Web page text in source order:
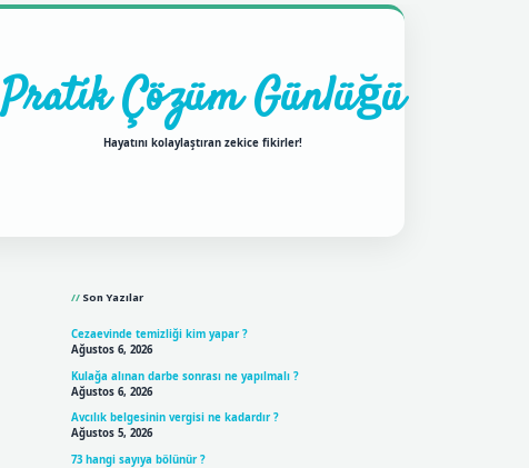
Pratik Çözüm Günlüğü
Hayatını kolaylaştıran zekice fikirler!
Son Yazılar
Cezaevinde temizliği kim yapar ?
Ağustos 6, 2026
Kulağa alınan darbe sonrası ne yapılmalı ?
Ağustos 6, 2026
Avcılık belgesinin vergisi ne kadardır ?
Ağustos 5, 2026
73 hangi sayıya bölünür ?